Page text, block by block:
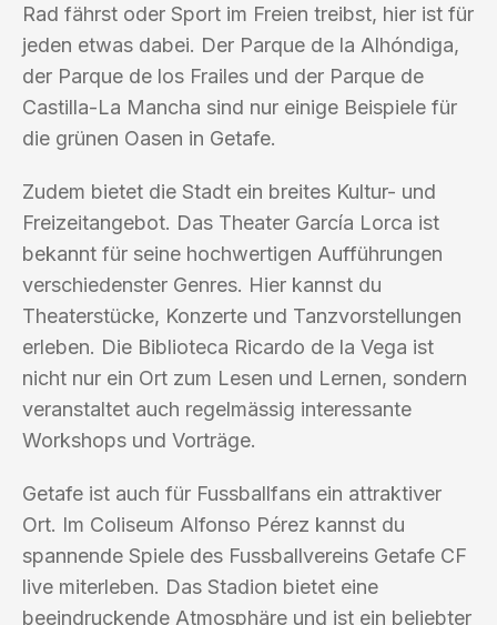
Rad fährst oder Sport im Freien treibst, hier ist für
jeden etwas dabei. Der Parque de la Alhóndiga,
der Parque de los Frailes und der Parque de
Castilla-La Mancha sind nur einige Beispiele für
die grünen Oasen in Getafe.
Zudem bietet die Stadt ein breites Kultur- und
Freizeitangebot. Das Theater García Lorca ist
bekannt für seine hochwertigen Aufführungen
verschiedenster Genres. Hier kannst du
Theaterstücke, Konzerte und Tanzvorstellungen
erleben. Die Biblioteca Ricardo de la Vega ist
nicht nur ein Ort zum Lesen und Lernen, sondern
veranstaltet auch regelmässig interessante
Workshops und Vorträge.
Getafe ist auch für Fussballfans ein attraktiver
Ort. Im Coliseum Alfonso Pérez kannst du
spannende Spiele des Fussballvereins Getafe CF
live miterleben. Das Stadion bietet eine
beeindruckende Atmosphäre und ist ein beliebter